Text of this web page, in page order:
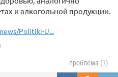
и алкогольной продукции.
Politiki-U...
проблема (1)